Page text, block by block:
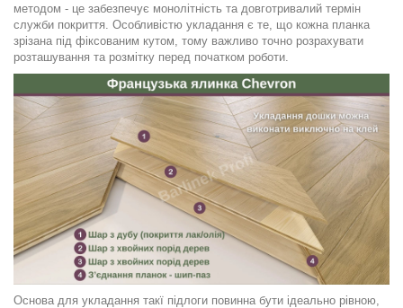
методом - це забезпечує монолітність та довготривалий термін
служби покриття. Особливістю укладання є те, що кожна планка
зрізана під фіксованим кутом, тому важливо точно розрахувати
розташування та розмітку перед початком роботи.
Основа для укладання такї підлоги повинна бути ідеально рівною,